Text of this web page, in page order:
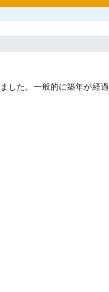
た。一般的に築年が経